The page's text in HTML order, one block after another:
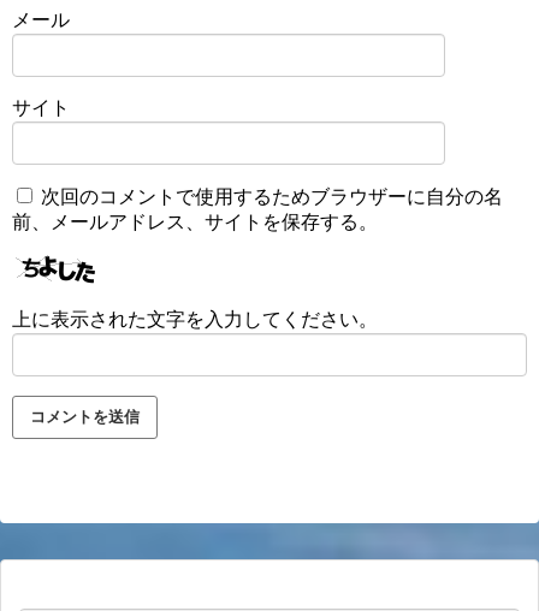
メール
サイト
次回のコメントで使用するためブラウザーに自分の名
前、メールアドレス、サイトを保存する。
上に表示された文字を入力してください。